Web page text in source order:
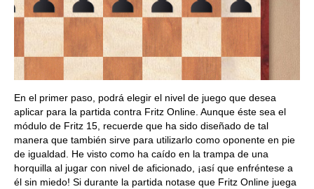
En el primer paso, podrá elegir el nivel de juego que desea
aplicar para la partida contra Fritz Online. Aunque éste sea el
módulo de Fritz 15, recuerde que ha sido diseñado de tal
manera que también sirve para utilizarlo como oponente en pie
de igualdad. He visto como ha caído en la trampa de una
horquilla al jugar con nivel de aficionado, ¡así que enfréntese a
él sin miedo! Si durante la partida notase que Fritz Online juega